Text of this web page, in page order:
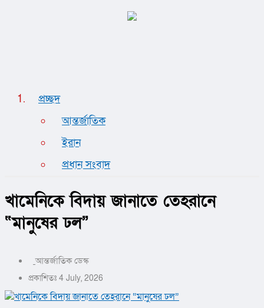
প্রচ্ছদ
আন্তর্জাতিক
ইরান
প্রধান সংবাদ
খামেনিকে বিদায় জানাতে তেহরানে
“মানুষের ঢল”
আন্তর্জাতিক ডেস্ক
প্রকাশিতঃ 4 July, 2026